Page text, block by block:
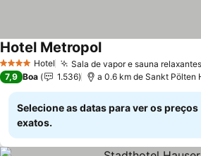
4 EstrelasHotel Sala de vapor e sauna relaxantes
Hotel MetropolVer preços
7,9 Boa 1.536 a 0.6 km de Sankt Pölten
Selecione as datas para ver os preços
exatos.